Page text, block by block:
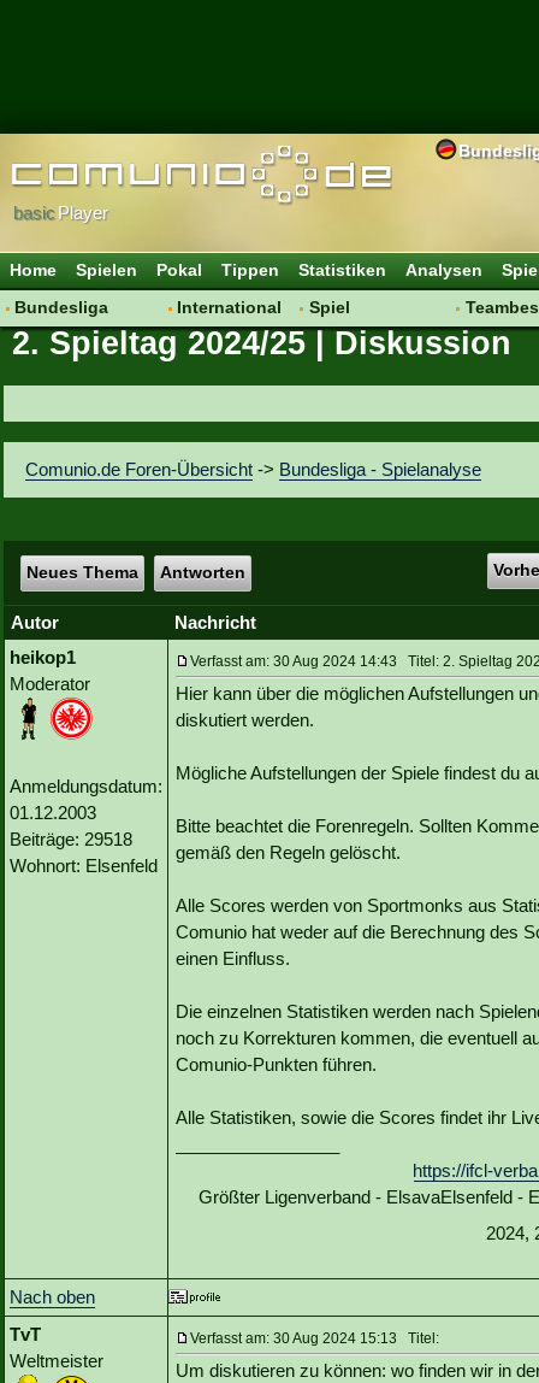
basicPlayer
Home Spielen Pokal Tippen Statistiken Analysen
Bundesliga
Hot News
Vereinsdiskussion
Vereinsfragen
International
Vereine
Spiel
Regeln & Tipps
2. Spieltag 2024/25 | Diskussion
Comunio.de Foren-Übersicht -> Bundesliga - Spielanalyse
Neues Thema Antworten
Autor
Nachricht
heikop1
Moderator
Anmeldungsdatum:
01.12.2003
Beiträge: 29518
Wohnort: Elsenfeld
Verfasst am: 30 Aug 2024 14:43 Titel: 2. Spieltag
Hier kann über die möglichen Aufstellungen
diskutiert werden.
Mögliche Aufstellungen der Spiele findest du
Bitte beachtet die Forenregeln. Sollten
gemäß den Regeln gelöscht.
Alle Scores werden von Sportmonks aus
Comunio hat weder auf die Berechnung des
einen Einfluss.
Die einzelnen Statistiken werden nach
noch zu Korrekturen kommen, die eventuell
Comunio-Punkten führen.
Alle Statistiken, sowie die Scores findet ihr
https://ifcl-
Größter Ligenverband - ElsavaElsenfeld -
2024,
Nach oben
TvT
Weltmeister
Verfasst am: 30 Aug 2024 15:13 Titel:
Um diskutieren zu können: wo finden wir in